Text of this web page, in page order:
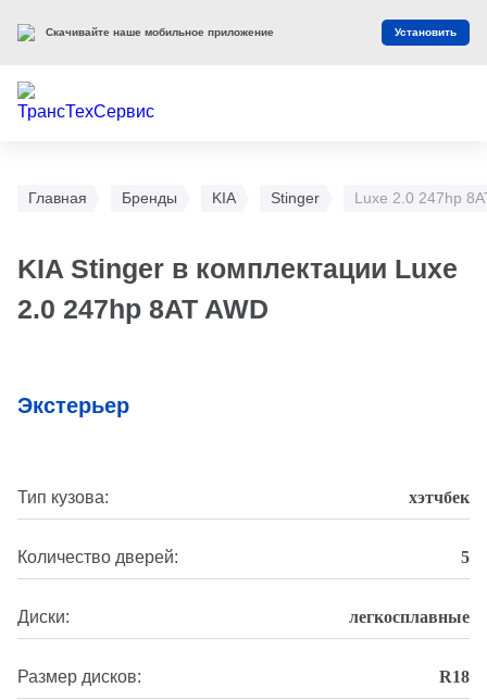
Главная Бренды KIA Stinger Luxe 2.0 247hp
KIA Stinger в комплектации Luxe
2.0 247hp 8AT AWD
Экстерьер
Тип кузова: хэтчбек
Количество дверей: 5
Диски: легкосплавные
Размер дисков: R18
Скачивайте наше мобильное приложение Установить